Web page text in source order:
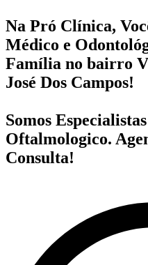
Na Pró Clínica,
Médico e
Família no bairro
José Dos Campos!
Somos
Oftalmologico.
Consulta!